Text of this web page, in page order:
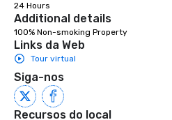
24 Hours
Additional details
100% Non-smoking Property
Links da Web
Tour virtual
Siga-nos
Recursos do local